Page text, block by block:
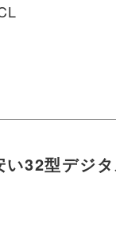
32型デジ